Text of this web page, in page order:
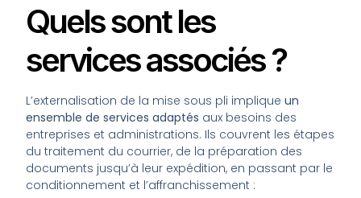
Quels sont les
services associés ?
L’externalisation de la mise sous pli impliqueun
ensemble de services adaptés aux besoins des
entreprises et administrations. Ils couvrent les étapes
du traitement du courrier, de la préparation des
documents jusqu’à leur expédition, en passant par le
conditionnement et l’affranchissement :